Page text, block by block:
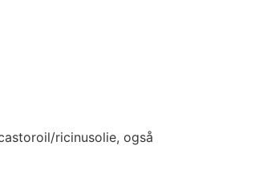
ricinusolie, også